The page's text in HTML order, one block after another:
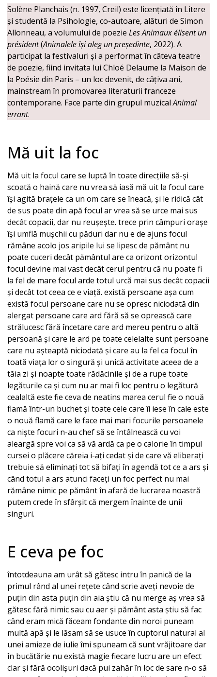
Solène Planchais (n. 1997, Creil) este licențiată în Litere
și studentă la Psihologie, co-autoare, alături de Simon
Allonneau, a volumului de poezie Les Animaux élisent un
président(Animalele își aleg un președinte, 2022). A
participat la festivaluri și a performat în câteva teatre
de poezie, fiind invitata lui Chloé Delaume la Maison de
la Poésie din Paris – un loc devenit, de câțiva ani,
mainstream în promovarea literaturii franceze
contemporane. Face parte din grupul muzicalAnimal
errant.
Mă uit la foc
Mă uit la focul care se luptă în toate direcțiile să-și
scoată o haină care nu vrea să iasă mă uit la focul care
își agită brațele ca un om care se îneacă, și le ridică cât
de sus poate din apă focul ar vrea să se urce mai sus
decât copacii, dar nu reușește. trece prin câmpuri orașe
își umflă mușchii cu păduri dar nu e de ajuns focul
rămâne acolo jos aripile lui se lipesc de pământ nu
poate cuceri decât pământul are ca orizont orizontul
focul devine mai vast decât cerul pentru că nu poate fi
la fel de mare focul arde totul urcă mai sus decât copacii
și decât tot ceea ce e viață. există persoane așa cum
există focul persoane care nu se opresc niciodată din
alergat persoane care ard fără să se oprească care
strălucesc fără încetare care ard mereu pentru o altă
persoană și care le ard pe toate celelalte sunt persoane
care nu așteaptă niciodată și care au la fel ca focul în
toată viața lor o singură și unică activitate aceea de a
tăia zi și noapte toate rădăcinile și de a rupe toate
legăturile ca și cum nu ar mai fi loc pentru o legătură
cealaltă este fie ceva de neatins marea cerul fie o nouă
flamă într-un buchet și toate cele care îi iese în cale este
o nouă flamă care le face mai mari focurile persoanele
ca niște focuri n-au chef să se întâlnească cu voi
aleargă spre voi ca să vă ardă ca pe o calorie în timpul
cursei o plăcere căreia i-ați cedat și de care vă eliberați
trebuie să eliminați tot să bifați în agendă tot ce a ars și
când totul a ars atunci faceți un foc perfect nu mai
rămâne nimic pe pământ în afară de lucrarea noastră
putem crede în sfârșit că mergem înainte de unii
singuri.
E ceva pe foc
întotdeauna am urât să gătesc intru în panică de la
primul rând al unei rețete când scrie aveți nevoie de
puțin din asta puțin din aia știu că nu merge aș vrea să
gătesc fără nimic sau cu aer și pământ asta știu să fac
când eram mică făceam fondante din noroi puneam
multă apă și le lăsam să se usuce în cuptorul natural al
unei amieze de iulie îmi spuneam că sunt vrăjitoare dar
în bucătărie nu există magie fiecare lucru are un efect
clar și fără ocolișuri dacă pui zahăr în loc de sare n-o să